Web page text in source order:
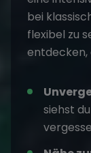
bei
flexibel zu
entdecken,
siehst